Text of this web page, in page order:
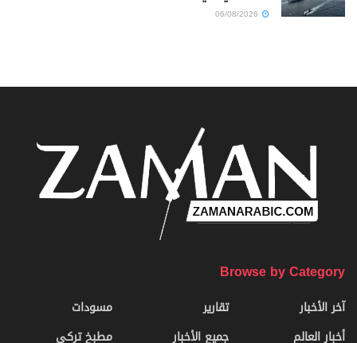
Browse by Category
آخر الأخبار
أخبار العالم
تقارير
جميع الأخبار
مسودات
مطبخ تركي